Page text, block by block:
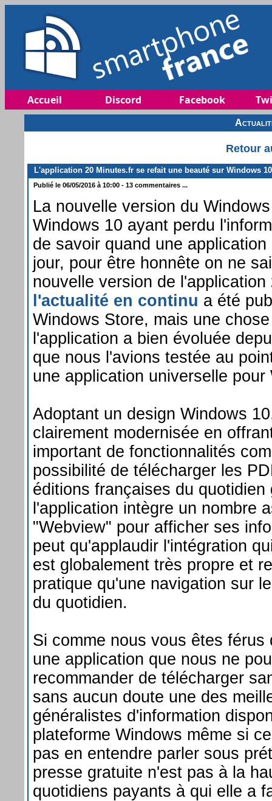
Accueil Discord Facebook
Retour
L'application 20 Minutes.fr se refait une beauté sur Windows 10
Publié le 06/05/2016 à 10:00 - 13 commentaires ...
La nouvelle version du
Windows 10 ayant perdu
de savoir quand une
jour, pour être honnête on ne
nouvelle version de l'application
l'actualité en continu a été
Windows Store, mais une
l'application a bien évoluée
que nous l'avions testée au
une application universelle pour
Adoptant un design Windows
clairement modernisée en
important de fonctionnalités
possibilité de télécharger les
éditions françaises du quotidien
l'application intègre un nombre
"Webview" pour afficher ses
peut qu'applaudir l'intégration
est globalement très propre et
pratique qu'une navigation sur
du quotidien.
Si comme nous vous êtes férus
une application que nous ne
recommander de télécharger
sans aucun doute une des
généralistes d'information
plateforme Windows même si
pas en entendre parler sous
presse gratuite n'est pas à la
quotidiens payants à qui elle a